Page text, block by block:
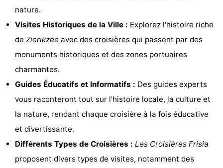
d'intérêt
Musées
-
Points
vue
Attractions
Croisières
Terrains
Aires
Centres
nature.
Visites Historiques de la Ville : Explorez l'histoire riche
de Zierikzee avec des croisières qui passent par des
monuments historiques et des zones portuaires
charmantes.
Guides Éducatifs et Informatifs : Des guides experts
vous raconteront tout sur l'histoire locale, la culture et
la nature, rendant chaque croisière à la fois éducative
et divertissante.
Différents Types de Croisières : Les Croisières Frisia
proposent divers types de visites, notamment des